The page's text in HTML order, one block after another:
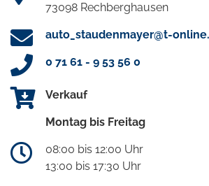
73098 Rechberghausen
auto_staudenmayer@t-
0 71 61 - 9 53 56 0
Verkauf
Montag bis Freitag
08:00 bis 12:00 Uhr
13:00 bis 17:30 Uhr